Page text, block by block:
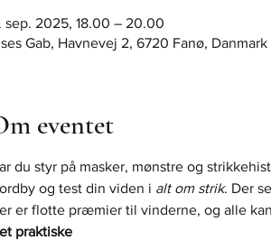
sep. 2025, 18.00 – 20.00
Gab, Havnevej 2, 6720 Fanø, Danmark
eventet
du styr på masker, mønstre og
og test din viden i alt om strik. Der
er flotte præmier til vinderne, og alle
praktiske